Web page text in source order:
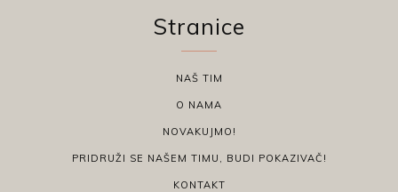
Stranice
NAŠ TIM
O NAMA
NOVAKUJMO!
PRIDRUŽI SE NAŠEM TIMU, BUDI POKAZIVAČ!
KONTAKT